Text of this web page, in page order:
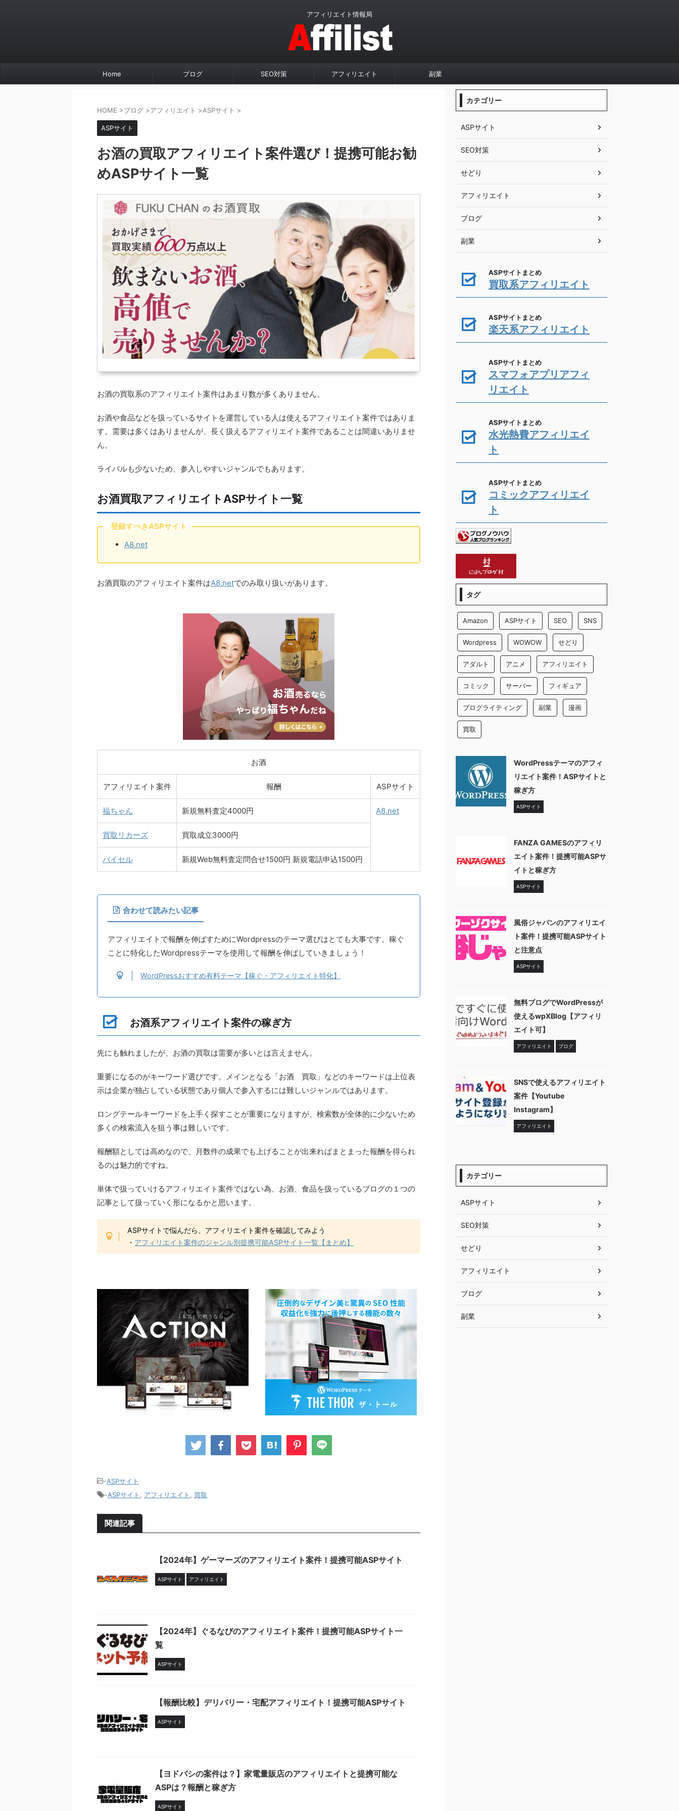
アフィリエイト情報局
Home ブログ SEO対策 アフィリエイト 副業
HOME >ブログ >アフィリエイト >ASPサイト >
ASPサイト
お酒の買取アフィリエイト案件選び！提携可能お勧
めASPサイト一覧
お酒の買取系のアフィリエイト案件はあまり数が多くありません。
お酒や食品などを扱っているサイトを運営している人は使えるアフィリエイト案件ではありま
す。需要は多くはありませんが、長く扱えるアフィリエイト案件であることは間違いありませ
ん。
ライバルも少ないため、参入しやすいジャンルでもあります。
お酒買取アフィリエイトASPサイト一覧
登録すべきASPサイト
A8.net
お酒買取のアフィリエイト案件はA8.netでのみ取り扱いがあります。
お酒
アフィリエイト案件 報酬 ASPサイト
福ちゃん 新規無料査定4000円 A8.net
買取リカーズ 買取成立3000円
バイセル 新規Web無料査定問合せ1500円 新規電話申込1500円
合わせて読みたい記事
アフィリエイトで報酬を伸ばすためにWordpressのテーマ選びはとても大事です。稼ぐ
ことに特化したWordpressテーマを使用して報酬を伸ばしていきましょう！
WordPressおすすめ有料テーマ【稼ぐ・アフィリエイト特化】
お酒系アフィリエイト案件の稼ぎ方
先にも触れましたが、お酒の買取は需要が多いとは言えません。
重要になるのがキーワード選びです。メインとなる「お酒 買取」などのキーワードは上位表
示は企業が独占している状態であり個人で参入するには難しいジャンルではあります。
ロングテールキーワードを上手く探すことが重要になりますが、検索数が全体的に少ないため
多くの検索流入を狙う事は難しいです。
報酬額としては高めなので、月数件の成果でも上げることが出来ればまとまった報酬を得られ
るのは魅力的ですね。
単体で扱っていけるアフィリエイト案件ではない為、お酒、食品を扱っているブログの１つの
記事として扱っていく形になるかと思います。
ASPサイトで悩んだら、アフィリエイト案件を確認してみよう
・ アフィリエイト案件のジャンル別提携可能ASPサイト一覧【まとめ】
-ASPサイト
-ASPサイト , アフィリエイト , 買取
関連記事
【2024年】ゲーマーズのアフィリエイト案件！提携可能ASPサイト
ASPサイト アフィリエイト
【2024年】ぐるなびのアフィリエイト案件！提携可能ASPサイト一
覧
ASPサイト
【報酬比較】デリバリー・宅配アフィリエイト！提携可能ASPサイト
ASPサイト
【ヨドバシの案件は？】家電量販店のアフィリエイトと提携可能な
ASPは？報酬と稼ぎ方
ASPサイト
カテゴリー
ASPサイト
SEO対策
せどり
アフィリエイト
ブログ
副業
ASPサイトまとめ
買取系アフィリエイト
ASPサイトまとめ
楽天系アフィリエイト
ASPサイトまとめ
スマフォアプリアフィ
リエイト
ASPサイトまとめ
水光熱費アフィリエイ
ト
ASPサイトまとめ
コミックアフィリエイ
ト
タグ
Amazon ASPサイト SEO SNS
Wordpress WOWOW せどり
アダルト アニメ アフィリエイト
コミック サーバー フィギュア
ブログライティング 副業 漫画
買取
WordPressテーマのアフィ
リエイト案件！ASPサイトと
稼ぎ方
ASPサイト
FANZA GAMESのアフィリ
エイト案件！提携可能ASPサ
イトと稼ぎ方
ASPサイト
風俗ジャパンのアフィリエイ
ト案件！提携可能ASPサイト
と注意点
ASPサイト
無料ブログでWordPressが
使えるwpXBlog【アフィリ
エイト可】
アフィリエイト ブログ
SNSで使えるアフィリエイト
案件【Youtube
Instagram】
アフィリエイト
カテゴリー
ASPサイト
SEO対策
せどり
アフィリエイト
ブログ
副業